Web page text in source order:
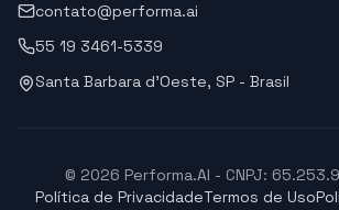
contato@performa.ai
55 19 3461-5339
Santa Barbara d'Oeste, SP - Brasil
© 2026 Performa.AI - CNPJ:
Política de PrivacidadeTermos de Uso